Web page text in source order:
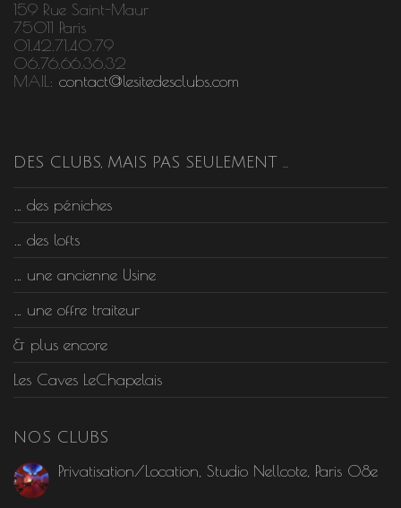
159 Rue Saint-Maur
75011 Paris
01.42.71.40.79
06.76.66.36.32
MAIL: contact@lesitedesclubs.com
DES CLUBS, MAIS PAS SEULEMENT …
… des péniches
… des lofts
… une ancienne Usine
… une offre traiteur
& plus encore
Les Caves LeChapelais
NOS CLUBS
Privatisation/Location, Studio Nellcote, Paris 08e